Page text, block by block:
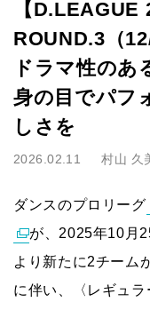
【D.LEAGUE
ROUND.3（
ドラマ性のあ
身の目でパフ
しさを
2026.02.11 村山 久
ダンスのプロリーグ
が、2025年10月
より新たに2チーム
に伴い、〈レギュ